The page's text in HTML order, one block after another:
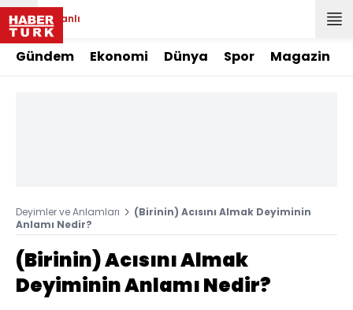
Canlı
Gündem Ekonomi Dünya Spor Magazin
Deyimler ve Anlamları
(Birinin) Acısını Almak Deyiminin
Anlamı Nedir?
(Birinin) Acısını Almak
Deyiminin Anlamı Nedir?